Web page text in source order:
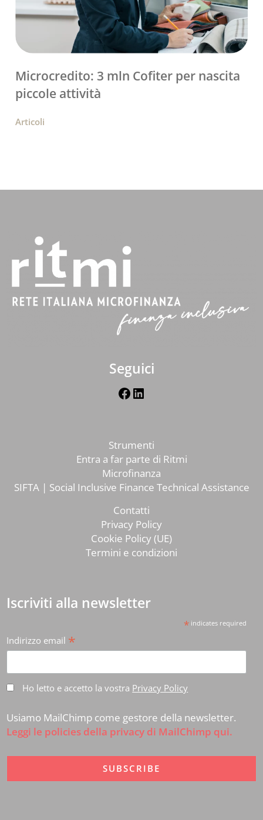
Microcredito: 3 mln Cofiter per nascita
piccole attività
Articoli
Seguici
Facebook
Strumenti
Entra a far parte di Ritmi
Microfinanza
SIFTA | Social Inclusive Finance Technical Assistance
Contatti
Privacy Policy
Cookie Policy (UE)
Termini e condizioni
Iscriviti alla newsletter
*indicates required
Indirizzo email *
Ho letto e accetto la vostra Privacy Policy
Usiamo MailChimp come gestore della newsletter.
Leggi le policies della privacy di MailChimp qui.